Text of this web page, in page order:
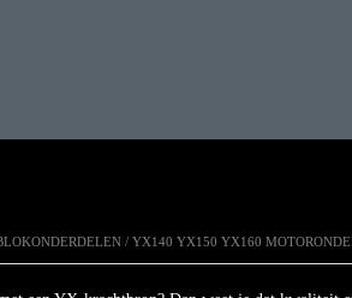
/ YX140 YX150 YX160